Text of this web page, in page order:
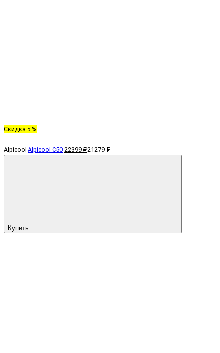
Скидка 5 %
Alpicool Alpicool C50 22399 ₽21279 ₽
Купить